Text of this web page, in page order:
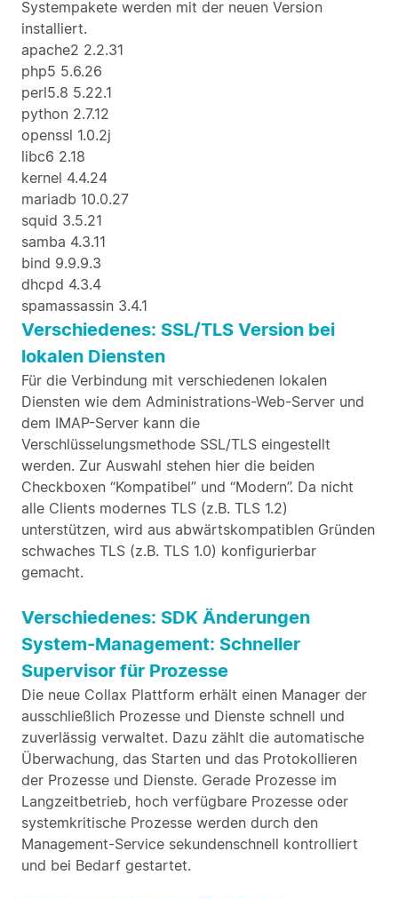
Systempakete werden mit der neuen Version
installiert.
apache2 2.2.31
php5 5.6.26
perl5.8 5.22.1
python 2.7.12
openssl 1.0.2j
libc6 2.18
kernel 4.4.24
mariadb 10.0.27
squid 3.5.21
samba 4.3.11
bind 9.9.9.3
dhcpd 4.3.4
spamassassin 3.4.1
Verschiedenes: SSL/TLS Version bei
lokalen Diensten
Für die Verbindung mit verschiedenen lokalen
Diensten wie dem Administrations-Web-Server und
dem IMAP-Server kann die
Verschlüsselungsmethode SSL/TLS eingestellt
werden. Zur Auswahl stehen hier die beiden
Checkboxen “Kompatibel” und “Modern”. Da nicht
alle Clients modernes TLS (z.B. TLS 1.2)
unterstützen, wird aus abwärtskompatiblen Gründen
schwaches TLS (z.B. TLS 1.0) konfigurierbar
gemacht.
Verschiedenes: SDK Änderungen
System-Management: Schneller
Supervisor für Prozesse
Die neue Collax Plattform erhält einen Manager der
ausschließlich Prozesse und Dienste schnell und
zuverlässig verwaltet. Dazu zählt die automatische
Überwachung, das Starten und das Protokollieren
der Prozesse und Dienste. Gerade Prozesse im
Langzeitbetrieb, hoch verfügbare Prozesse oder
systemkritische Prozesse werden durch den
Management-Service sekundenschnell kontrolliert
und bei Bedarf gestartet.